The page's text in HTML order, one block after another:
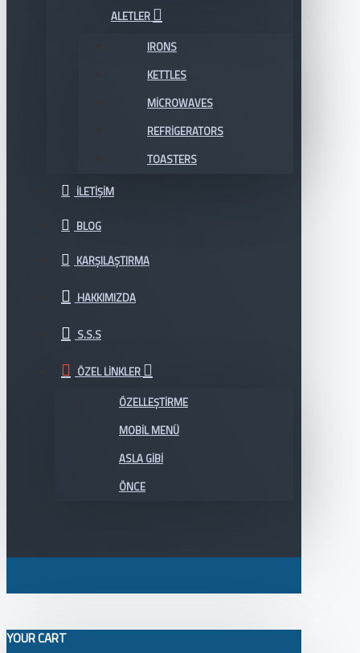
ALETLER
IRONS
KETTLES
MICROWAVES
REFRIGERATORS
TOASTERS
İLETIŞIM
BLOG
KARŞILAŞTIRMA
HAKKIMIZDA
S.S.S
ÖZEL LINKLER
ÖZELLEŞTIRME
MOBIL MENÜ
ASLA GIBI
ÖNCE
YOUR CART